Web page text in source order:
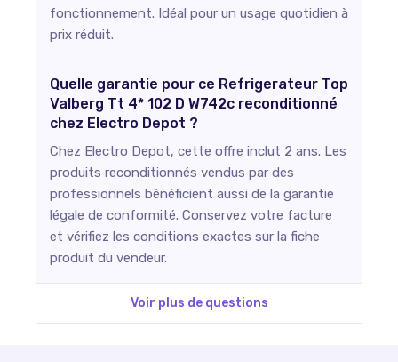
fonctionnement. Idéal pour un usage quotidien à
prix réduit.
Quelle garantie pour ce Refrigerateur Top
Valberg Tt 4* 102 D W742c reconditionné
chez Electro Depot ?
Chez Electro Depot, cette offre inclut 2 ans. Les
produits reconditionnés vendus par des
professionnels bénéficient aussi de la garantie
légale de conformité. Conservez votre facture
et vérifiez les conditions exactes sur la fiche
produit du vendeur.
Voir plus de questions